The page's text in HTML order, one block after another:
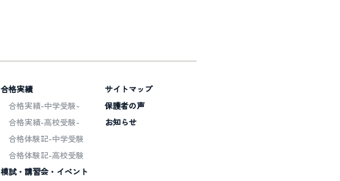
合格実績
合格実績-中学受験-
合格実績-高校受験-
合格体験記-中学受験
合格体験記-高校受験
模試・講習会・イベント
サイトマップ
保護者の声
お知らせ